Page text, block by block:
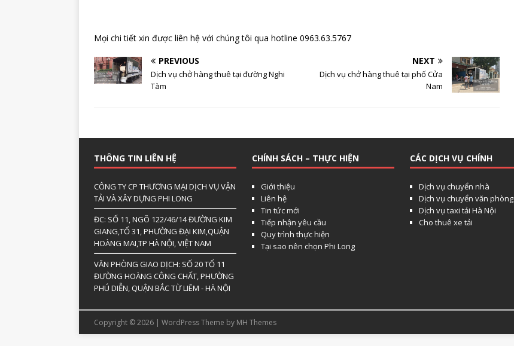
Mọi chi tiết xin được liên hệ với chúng tôi qua hotline 0963.63.5767
PREVIOUS
Dịch vụ chở hàng thuê tại đường Nghi
Tàm
NEXT
Dịch vụ chở hàng thuê tại phố Cửa
Nam
THÔNG TIN LIÊN HỆ
CÔNG TY CP THƯƠNG MẠI DỊCH VỤ VẬN
TẢI VÀ XÂY DỰNG PHI LONG
ĐC: SỐ 11, NGÕ 122/46/14 ĐƯỜNG KIM
GIANG,TỔ 31, PHƯỜNG ĐẠI KIM,QUẬN
HOÀNG MAI,TP HÀ NỘI, VIỆT NAM
VĂN PHÒNG GIAO DỊCH: SỐ 20 TỔ 11
ĐƯỜNG HOÀNG CÔNG CHẤT, PHƯỜNG
PHÚ DIỄN, QUẬN BẮC TỪ LIÊM - HÀ NỘI
CHÍNH SÁCH – THỰC HIỆN
Giới thiệu
Liên hệ
Tin tức mới
Tiếp nhận yêu cầu
Quy trình thực hiện
Tại sao nên chọn Phi Long
CÁC DỊCH VỤ CHÍNH
Dịch vụ chuyển nhà
Dịch vụ chuyển văn phòng
Dịch vụ taxi tải Hà Nội
Cho thuê xe tải
Copyright © 2026 | WordPress Theme by MH Themes